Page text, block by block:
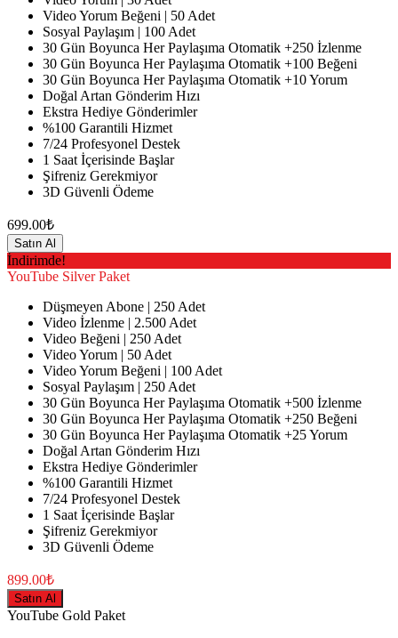
Video Yorum Beğeni | 50 Adet
Sosyal Paylaşım | 100 Adet
30 Gün Boyunca Her Paylaşıma Otomatik +250 İzlenme
30 Gün Boyunca Her Paylaşıma Otomatik +100 Beğeni
30 Gün Boyunca Her Paylaşıma Otomatik +10 Yorum
Doğal Artan Gönderim Hızı
Ekstra Hediye Gönderimler
%100 Garantili Hizmet
7/24 Profesyonel Destek
1 Saat İçerisinde Başlar
Şifreniz Gerekmiyor
3D Güvenli Ödeme
699.00₺
Satın Al
İndirimde!
YouTube Silver Paket
Düşmeyen Abone | 250 Adet
Video İzlenme | 2.500 Adet
Video Beğeni | 250 Adet
Video Yorum | 50 Adet
Video Yorum Beğeni | 100 Adet
Sosyal Paylaşım | 250 Adet
30 Gün Boyunca Her Paylaşıma Otomatik +500 İzlenme
30 Gün Boyunca Her Paylaşıma Otomatik +250 Beğeni
30 Gün Boyunca Her Paylaşıma Otomatik +25 Yorum
Doğal Artan Gönderim Hızı
Ekstra Hediye Gönderimler
%100 Garantili Hizmet
7/24 Profesyonel Destek
1 Saat İçerisinde Başlar
Şifreniz Gerekmiyor
3D Güvenli Ödeme
899.00₺
Satın Al
YouTube Gold Paket